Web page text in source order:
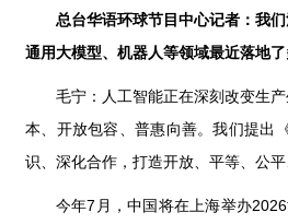
总台华语环球节目中心记者：我
通用大模型、机器人等领域最近落地
毛宁：人工智能正在深刻改变生
本、开放包容、普惠向善。我们提出
识、深化合作，打造开放、平等、公
今年7月，中国将在上海举办